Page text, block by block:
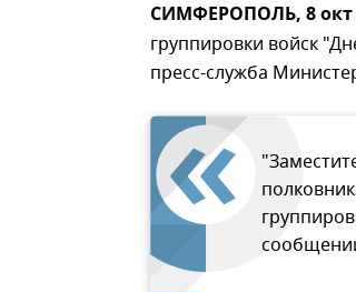
СИМФЕРОПОЛЬ, 8
группировки войск
пресс-служба